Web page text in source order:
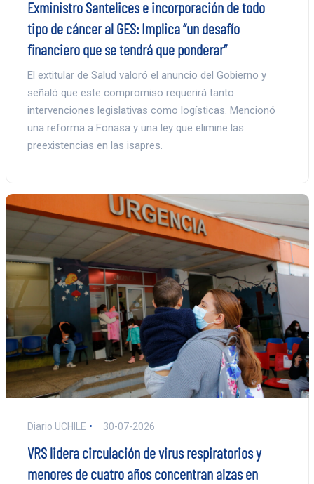
Exministro Santelices e incorporación de todo
tipo de cáncer al GES: Implica “un desafío
financiero que se tendrá que ponderar”
El extitular de Salud valoró el anuncio del Gobierno y
señaló que este compromiso requerirá tanto
intervenciones legislativas como logísticas. Mencionó
una reforma a Fonasa y una ley que elimine las
preexistencias en las isapres.
Diario UCHILE 30-07-2026
VRS lidera circulación de virus respiratorios y
menores de cuatro años concentran alzas en